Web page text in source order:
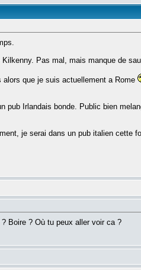
Pas mal, mais manque de
alors que je suis actuellement a Rome
pub Irlandais bonde. Public bien
je serai dans un pub italien cette
Boire ? Où tu peux aller voir ca ?